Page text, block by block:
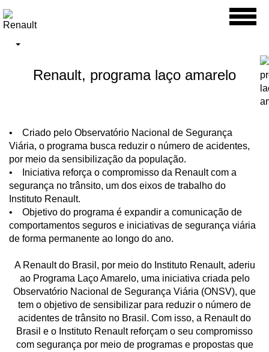
Renault, programa laço amarelo
• Criado pelo Observatório Nacional de Segurança
Viária, o programa busca reduzir o número de acidentes,
por meio da sensibilização da população.
• Iniciativa reforça o compromisso da Renault com a
segurança no trânsito, um dos eixos de trabalho do
Instituto Renault.
• Objetivo do programa é expandir a comunicação de
comportamentos seguros e iniciativas de segurança viária
de forma permanente ao longo do ano.
A Renault do Brasil, por meio do Instituto Renault, aderiu
ao Programa Laço Amarelo, uma iniciativa criada pelo
Observatório Nacional de Segurança Viária (ONSV), que
tem o objetivo de sensibilizar para reduzir o número de
acidentes de trânsito no Brasil. Com isso, a Renault do
Brasil e o Instituto Renault reforçam o seu compromisso
com segurança por meio de programas e propostas que